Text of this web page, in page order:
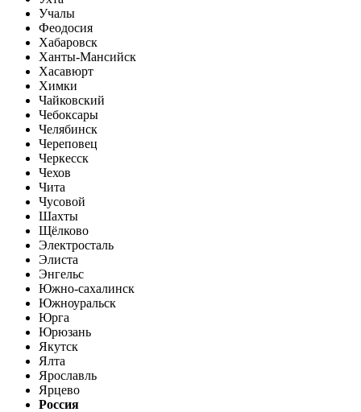
Учалы
Феодосия
Хабаровск
Ханты-Мансийск
Хасавюрт
Химки
Чайковский
Чебоксары
Челябинск
Череповец
Черкесск
Чехов
Чита
Чусовой
Шахты
Щёлково
Электросталь
Элиста
Энгельс
Южно-сахалинск
Южноуральск
Юрга
Юрюзань
Якутск
Ялта
Ярославль
Ярцево
Россия